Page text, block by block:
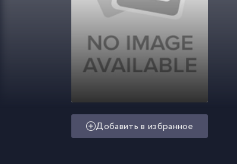
Добавить в избранное